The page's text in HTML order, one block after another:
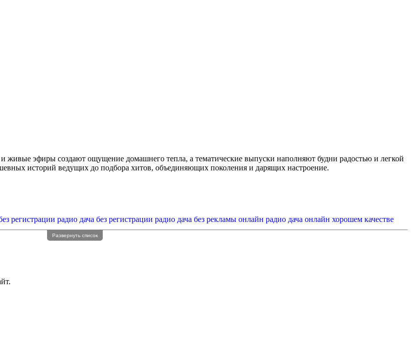
живые эфиры создают ощущение домашнего тепла, а тематические выпуски наполняют будни радостью и легкой
историй ведущих до подбора хитов, объединяющих поколения и дарящих настроение.
регистрации радио дача без регистрации радио дача без рекламы онлайн радио дача онлайн хорошем качестве
Развернуть список